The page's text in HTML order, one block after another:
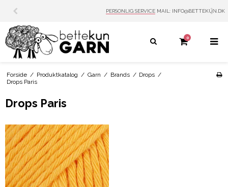
PERSONLIG SERVICEMAIL: INFO@BETTEKUN.DK
0
Forside / Produktkatalog / Garn / Brands / Drops /
Drops Paris
Drops Paris